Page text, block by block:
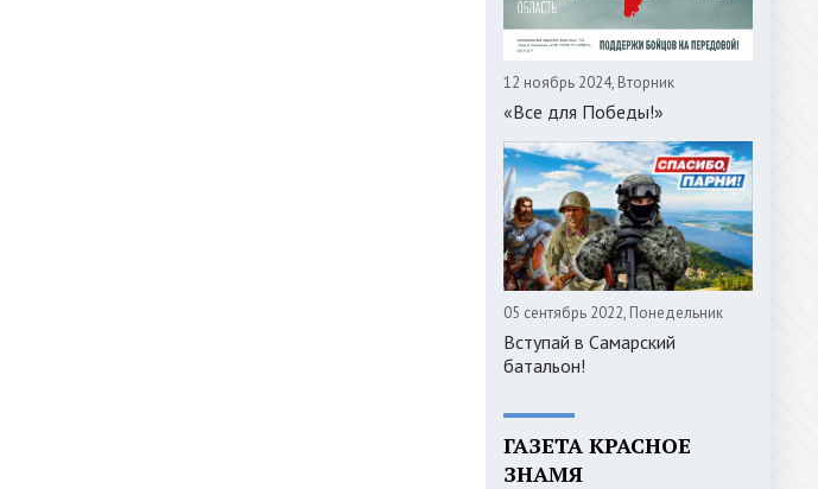
12 ноябрь 2024, Вторник
«Все для Победы!»
05 сентябрь 2022, Понедельник
Вступай в Самарский
батальон!
ГАЗЕТА КРАСНОЕ
ЗНАМЯ